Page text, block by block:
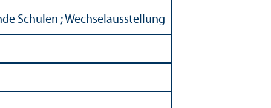
Schulen ; Wechselausstellung